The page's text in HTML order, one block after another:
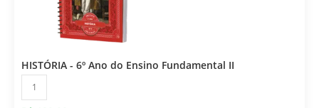
HISTÓRIA - 6º Ano do Ensino Fundamental II